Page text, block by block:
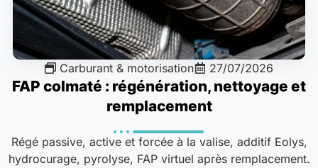
Carburant & motorisation 27/07/2026
FAP colmaté : régénération, nettoyage et
remplacement
Régé passive, active et forcée à la valise, additif Eolys,
hydrocurage, pyrolyse, FAP virtuel après remplacement.